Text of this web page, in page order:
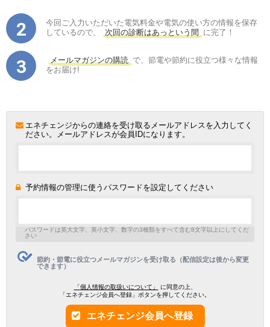
今回ご入力いただいた電気料金や電気の使い方の情報を保存
しているので、
次回の診断はあっという間 に完了！
メールマガジンの購読 で、節電や節約に役立つ様々な情報
をお届け!
エネチェンジからの連絡を受け取るメールアドレスを入力してく
ださい。メールアドレスが会員IDになります。
予約情報の管理に使うパスワードを設定してください
パスワードは英大文字、英小文字、数字の3種類をすべて含む8文字以上にしてくだ
さい
節約・節電に役立つメールマガジンを受け取る（配信設定は後から変更
できます）
「個人情報の取扱いについて」
に同意の上、
「エネチェンジ会員へ登録」ボタンを押してください。
エネチェンジ会員へ登録